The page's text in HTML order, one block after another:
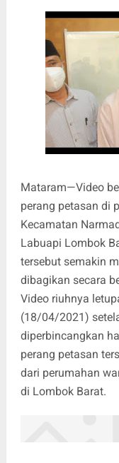
Mataram—Video
perang petasan di
Kecamatan
Labuapi Lombok
tersebut semakin
dibagikan secara
Video riuhnya
(18/04/2021)
diperbincangkan
perang petasan
dari perumahan
di Lombok Barat.